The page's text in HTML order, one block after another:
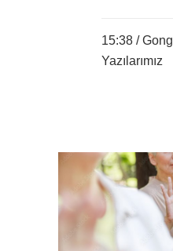
15:38 /Gong
Yazılarımız